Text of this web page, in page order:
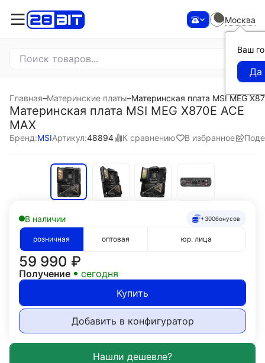
Москва
Ваш
Главная–Материнские платы–Материнская плата MSI MEG
Материнская плата MSI MEG X870E ACE
MAX
Бренд:MSIАртикул:48894 К сравнению В избранное
В наличии +300бонусов
розничная оптовая юр. лица
59 990 ₽
Получение
сегодня
Купить
Добавить в конфигуратор